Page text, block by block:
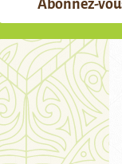
Abonnez-